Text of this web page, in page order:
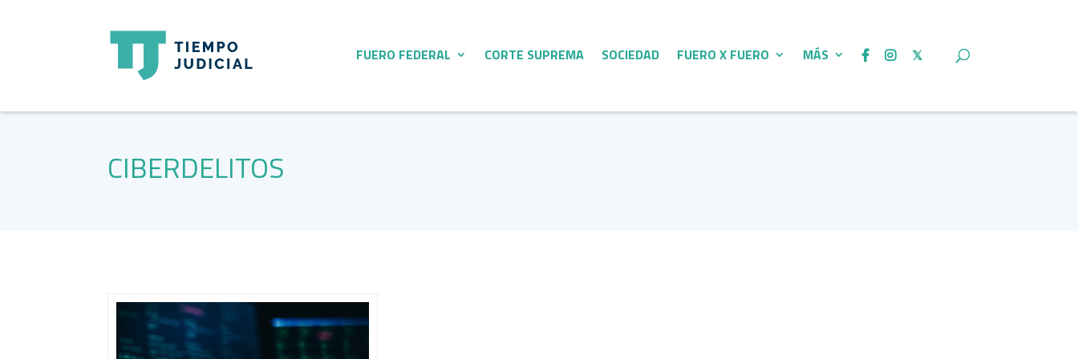
FUERO FEDERAL CORTE SUPREMA SOCIEDAD FUERO X FUERO MÁS
CIBERDELITOS